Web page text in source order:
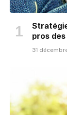
pros des
31